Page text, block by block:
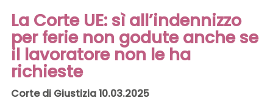
La Corte UE: sì all’indennizzo
per ferie non godute anche se
il lavoratore non le ha
richieste
Corte di Giustizia 10.03.2025